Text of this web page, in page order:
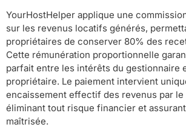
YourHostHelper applique une
sur les revenus locatifs générés,
propriétaires de conserver 80% des
Cette rémunération proportionnelle
parfait entre les intérêts du gestionnaire
propriétaire. Le paiement intervient
encaissement effectif des revenus par
éliminant tout risque financier et
maîtrisée.